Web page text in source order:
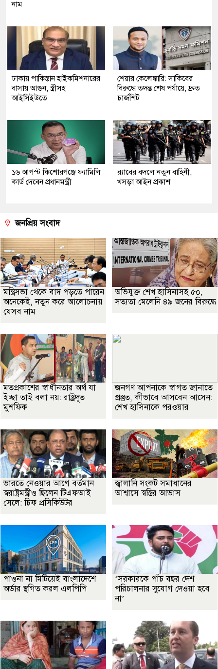
নাম
ঢাকায় পাকিস্তান হাইকমিশনারের
বাসায় আগুন, স্ত্রীসহ
আইসিইউতে
শেয়ার কেলেঙ্কারি: সাকিবের
বিরুদ্ধে তদন্ত শেষ পর্যায়ে, দ্রুত
চার্জশিট
১৬ আগস্ট কিশোরগঞ্জে ফ্যামিলি
কার্ড দেবেন প্রধানমন্ত্রী
র‍্যাবের বদলে নতুন বাহিনী,
খসড়া আইন প্রকাশ
জনপ্রিয় সংবাদ
মন্ত্রিসভা থেকে বাদ পড়তে পারেন
অনেকেই, নতুন করে আলোচনায়
যেসব নাম
অভিযুক্ত শেখ হাসিনাসহ ৫০,
সত্যতা মেলেনি ৪৯ জনের বিরুদ্ধে
মতপ্রকাশের স্বাধীনতার অর্থ যা
ইচ্ছা তাই বলা নয়: রাষ্ট্রদূত
মুশফিক
জনগণ আপনাকে স্বাগত জানাতে
প্রস্তুত, কীভাবে আসবেন আসেন:
শেখ হাসিনাকে পরওয়ার
ভারতে নেওয়ার আগে বর্তমান
স্বরাষ্ট্রমন্ত্রীও ছিলেন টিএফআই
সেলে: চিফ প্রসিকিউটর
জ্বালানি সংকট সমাধানের
আশ্বাসে স্বস্তির আভাস
পাওনা না মিটিয়েই বাংলাদেশে
অর্ডার স্থগিত করল এলপিপি
‘সরকারকে পাঁচ বছর দেশ
পরিচালনার সুযোগ দেওয়া হবে
না’